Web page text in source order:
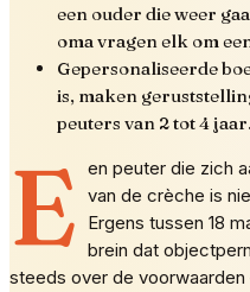
een ouder die weer
oma vragen elk om
Gepersonaliseerde
is, maken
peuters van 2 tot 4 jaar.
E en peuter die zich
van de crèche is
Ergens tussen 18
brein dat
steeds over de